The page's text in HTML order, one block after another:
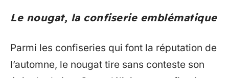
Le nougat, la confiserie emblématique
Parmi les confiseries qui font la réputation de
l’automne, le nougat tire sans conteste son